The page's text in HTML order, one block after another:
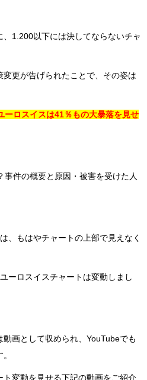
1.200以下には決してならないチャ
変更が告げられたことで、その姿は
ーロスイスは41％もの大暴落を見せ
、もはやチャートの上部で見えなく
ーロスイスチャートは変動しまし
画として収められ、YouTubeでも
変動を見せる下記の動画をご紹介